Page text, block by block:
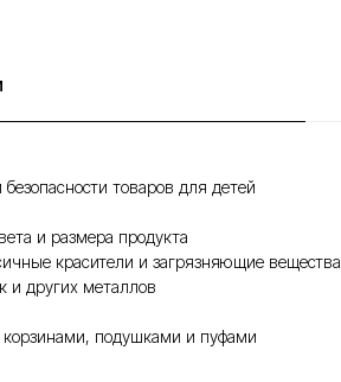
товаров для детей
и размера продукта
красители и загрязняющие вещества
и других металлов
подушками и пуфами